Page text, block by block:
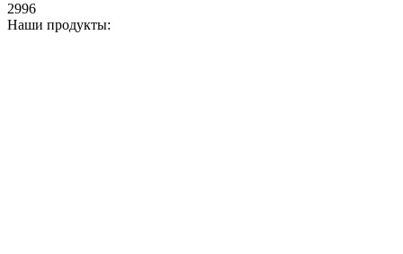
2996
Наши продукты: